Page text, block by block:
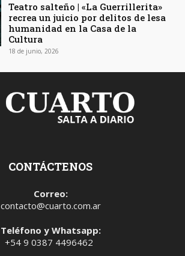
Teatro salteño | «La Guerrillerita»
recrea un juicio por delitos de lesa
humanidad en la Casa de la
Cultura
18 de junio, 2026
CONTÁCTENOS
Correo:
contacto@cuarto.com.ar
Teléfono y Whatsapp:
+54 9 0387 4496462